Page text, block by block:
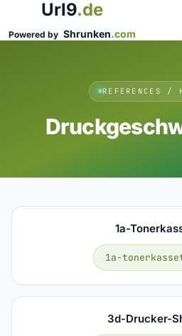
Url9.de
Powered by Shrunken.com
REFERENCES /
1a-
1a-
3d-Drucker-